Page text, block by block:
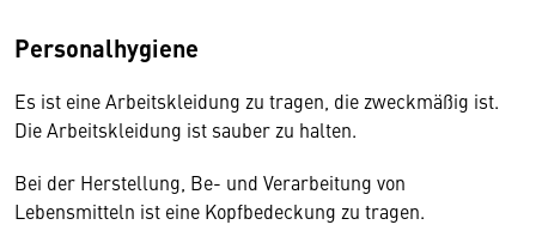
Personalhygiene
Es ist eine Arbeitskleidung zu tragen, die zweckmäßig ist.
Die Arbeitskleidung ist sauber zu halten.
Bei der Herstellung, Be- und Verarbeitung von
Lebensmitteln ist eine Kopfbedeckung zu tragen.